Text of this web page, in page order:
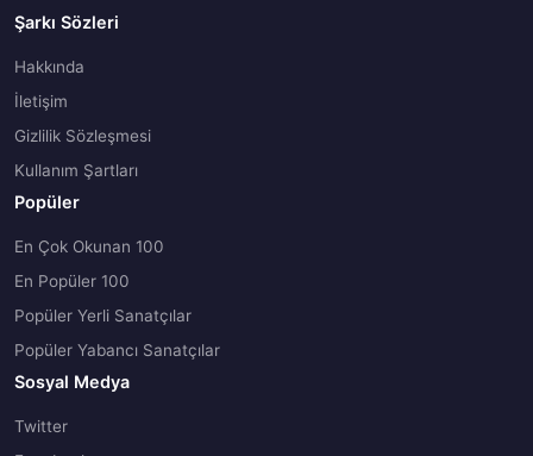
Şarkı Sözleri
Hakkında
İletişim
Gizlilik Sözleşmesi
Kullanım Şartları
Popüler
En Çok Okunan 100
En Popüler 100
Popüler Yerli Sanatçılar
Popüler Yabancı Sanatçılar
Sosyal Medya
Twitter